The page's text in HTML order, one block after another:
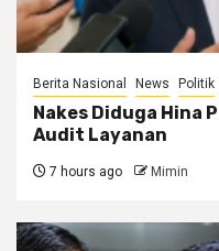
Berita Nasional News Politik
Nakes Diduga Hina
Audit Layanan
7 hours ago Mimin